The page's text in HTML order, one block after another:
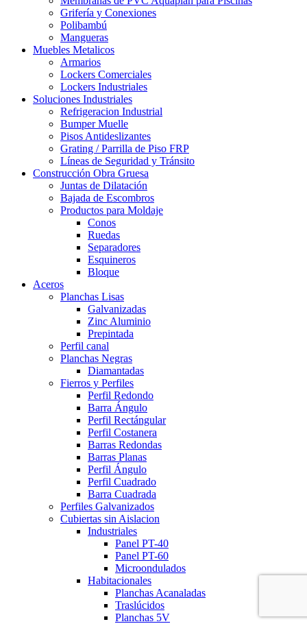
Grifería y Conexiones
Polibambú
Mangueras
Muebles Metalicos
Armarios
Lockers Comerciales
Lockers Industriales
Soluciones Industriales
Refrigeracion Industrial
Bumper Muelle
Pisos Antideslizantes
Grating / Parrilla de Piso FRP
Líneas de Seguridad y Tránsito
Construcción Obra Gruesa
Juntas de Dilatación
Bajada de Escombros
Productos para Moldaje
Conos
Ruedas
Separadores
Esquineros
Bloque
Aceros
Planchas Lisas
Galvanizadas
Zinc Aluminio
Prepintada
Perfil canal
Planchas Negras
Diamantadas
Fierros y Perfiles
Perfil Redondo
Barra Ángulo
Perfil Rectángular
Perfil Costanera
Barras Redondas
Barras Planas
Perfil Ángulo
Perfil Cuadrado
Barra Cuadrada
Perfiles Galvanizados
Cubiertas sin Aislacion
Industriales
Panel PT-40
Panel PT-60
Microondulados
Habitacionales
Planchas Acanaladas
Traslúcidos
Planchas 5V